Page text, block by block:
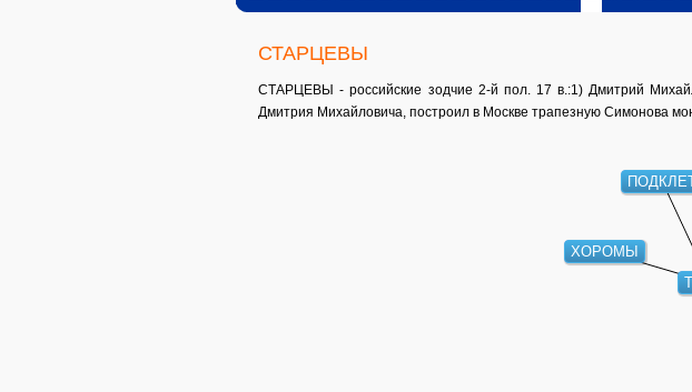
СТАРЦЕВЫ
СТАРЦЕВЫ - российские зодчие 2-й пол. 17 в.:1) Дмитрий
Дмитрия Михайловича, построил в Москве трапезную Симонова
ХОРОМЫ